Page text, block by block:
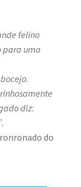
felino
para uma
diz:
.
do